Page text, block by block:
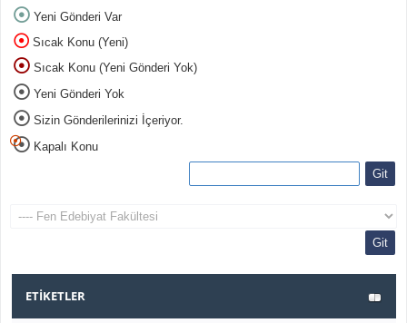
Yeni Gönderi Var
Sıcak Konu (Yeni)
Sıcak Konu (Yeni Gönderi Yok)
Yeni Gönderi Yok
Sizin Gönderilerinizi İçeriyor.
Kapalı Konu
ETIKETLER